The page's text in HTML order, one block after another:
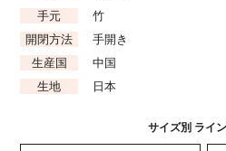
手元
竹
開閉方法
手開き
生産国
中国
生地
日本
サイズ別 ライ